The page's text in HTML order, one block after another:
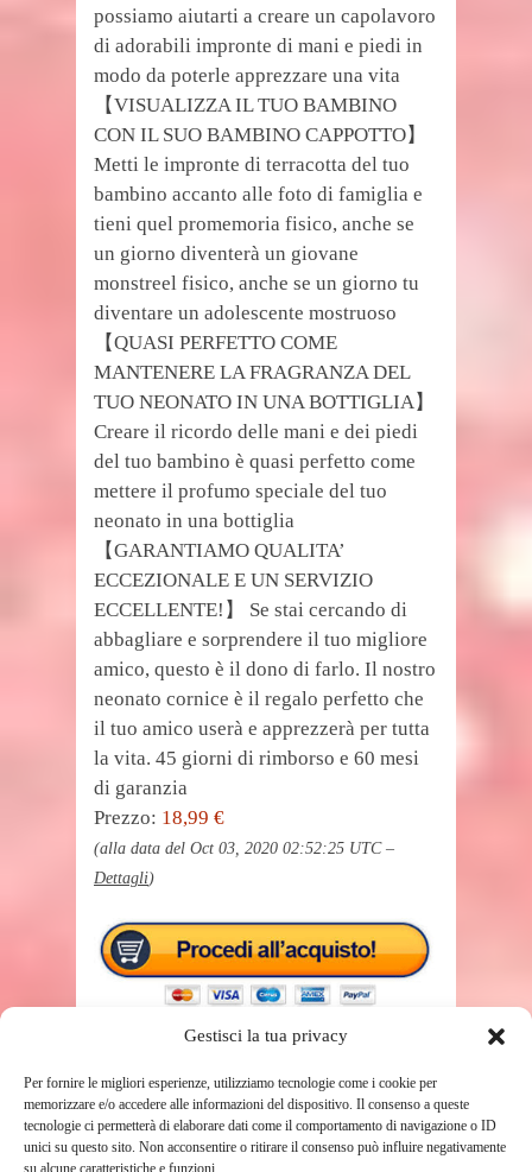
Gestisci la tua privacy
Per fornire le migliori esperienze, utilizziamo tecnologie come i cookie per
memorizzare e/o accedere alle informazioni del dispositivo. Il consenso a queste
tecnologie ci permetterà di elaborare dati come il comportamento di navigazione o ID
unici su questo sito. Non acconsentire o ritirare il consenso può influire negativamente
su alcune caratteristiche e funzioni.
possiamo aiutarti a creare un capolavoro
di adorabili impronte di mani e piedi in
modo da poterle apprezzare una vita
【VISUALIZZA IL TUO BAMBINO
CON IL SUO BAMBINO CAPPOTTO】
Metti le impronte di terracotta del tuo
bambino accanto alle foto di famiglia e
tieni quel promemoria fisico, anche se
un giorno diventerà un giovane
monstreel fisico, anche se un giorno tu
diventare un adolescente mostruoso
【QUASI PERFETTO COME
MANTENERE LA FRAGRANZA DEL
TUO NEONATO IN UNA BOTTIGLIA】
Creare il ricordo delle mani e dei piedi
del tuo bambino è quasi perfetto come
mettere il profumo speciale del tuo
neonato in una bottiglia
【GARANTIAMO QUALITA’
ECCEZIONALE E UN SERVIZIO
ECCELLENTE!】 Se stai cercando di
abbagliare e sorprendere il tuo migliore
amico, questo è il dono di farlo. Il nostro
neonato cornice è il regalo perfetto che
il tuo amico userà e apprezzerà per tutta
la vita. 45 giorni di rimborso e 60 mesi
di garanzia
Prezzo: 18,99 €
(alla data del Oct 03, 2020 02:52:25 UTC –
Dettagli)
TAGS BAMBINO